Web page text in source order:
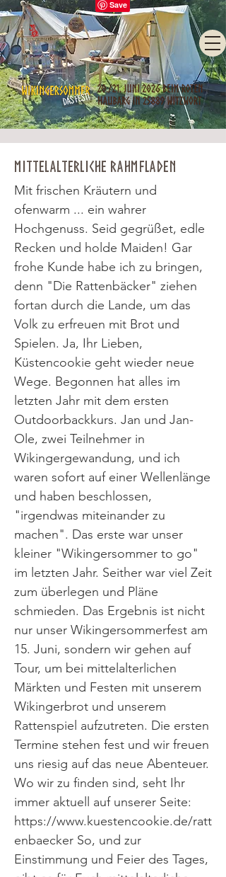
Mittelalterliche Rahmfladen
Mit frischen Kräutern und
ofenwarm ... ein wahrer
Hochgenuss. Seid gegrüßet, edle
Recken und holde Maiden! Gar
frohe Kunde habe ich zu bringen,
denn "Die Rattenbäcker" ziehen
fortan durch die Lande, um das
Volk zu erfreuen mit Brot und
Spielen. Ja, Ihr Lieben,
Küstencookie geht wieder neue
Wege. Begonnen hat alles im
letzten Jahr mit dem ersten
Outdoorbackkurs. Jan und Jan-
Ole, zwei Teilnehmer in
Wikingergewandung, und ich
waren sofort auf einer Wellenlänge
und haben beschlossen,
"irgendwas miteinander zu
machen". Das erste war unser
kleiner "Wikingersommer to go"
im letzten Jahr. Seither war viel Zeit
zum überlegen und Pläne
schmieden. Das Ergebnis ist nicht
nur unser Wikingersommerfest am
15. Juni, sondern wir gehen auf
Tour, um bei mittelalterlichen
Märkten und Festen mit unserem
Wikingerbrot und unserem
Rattenspiel aufzutreten. Die ersten
Termine stehen fest und wir freuen
uns riesig auf das neue Abenteuer.
Wo wir zu finden sind, seht Ihr
immer aktuell auf unserer Seite:
https://www.kuestencookie.de/ratt
enbaecker So, und zur
Einstimmung und Feier des Tages,